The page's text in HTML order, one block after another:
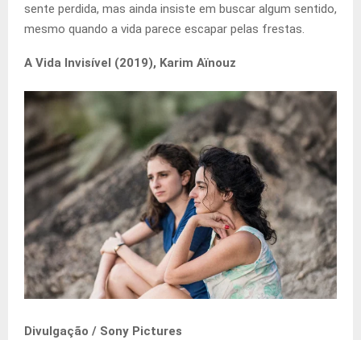
sente perdida, mas ainda insiste em buscar algum sentido,
mesmo quando a vida parece escapar pelas frestas.
A Vida Invisível (2019), Karim Aïnouz
Divulgação / Sony Pictures